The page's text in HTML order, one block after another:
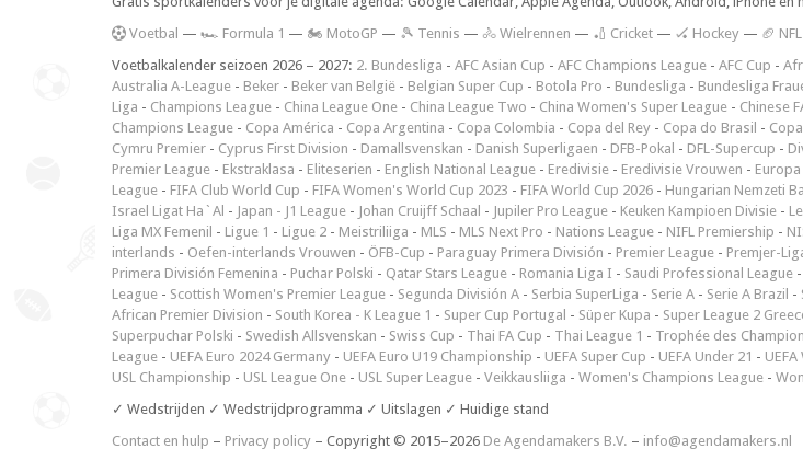
Voetbal — 🏎️ Formula 1 — 🏍 MotoGP — 🎾 Tennis — 🚴 Wielrennen — 🏏 Cricket — 🏑 Hockey — 🏈 NFL
Voetbalkalender seizoen 2026 – 2027: 2. Bundesliga - AFC Asian Cup - AFC Champions League - AFC Cup -
Australia A-League - Beker - Beker van België - Belgian Super Cup - Botola Pro - Bundesliga - Bundesliga
Liga - Champions League - China League One - China League Two - China Women's Super League - Chinese
Champions League - Copa América - Copa Argentina - Copa Colombia - Copa del Rey - Copa do Brasil -
Cymru Premier - Cyprus First Division - Damallsvenskan - Danish Superligaen - DFB-Pokal - DFL-Supercup -
Premier League - Ekstraklasa - Eliteserien - English National League - Eredivisie - Eredivisie Vrouwen -
League - FIFA Club World Cup - FIFA Women's World Cup 2023 - FIFA World Cup 2026 - Hungarian Nemzeti
Israel Ligat Ha`Al - Japan - J1 League - Johan Cruijff Schaal - Jupiler Pro League - Keuken Kampioen Divisie -
Liga MX Femenil - Ligue 1 - Ligue 2 - Meistriliiga - MLS - MLS Next Pro - Nations League - NIFL Premiership -
interlands - Oefen-interlands Vrouwen - ÖFB-Cup - Paraguay Primera División - Premier League - Premjer-
Primera División Femenina - Puchar Polski - Qatar Stars League - Romania Liga I - Saudi Professional League -
League - Scottish Women's Premier League - Segunda División A - Serbia SuperLiga - Serie A - Serie A Brazil -
African Premier Division - South Korea - K League 1 - Super Cup Portugal - Süper Kupa - Super League 2
Superpuchar Polski - Swedish Allsvenskan - Swiss Cup - Thai FA Cup - Thai League 1 - Trophée des
League - UEFA Euro 2024 Germany - UEFA Euro U19 Championship - UEFA Super Cup - UEFA Under 21 -
USL Championship - USL League One - USL Super League - Veikkausliiga - Women's Champions League -
✓ Wedstrijden ✓ Wedstrijdprogramma ✓ Uitslagen ✓ Huidige stand
Contact en hulp – Privacy policy – Copyright © 2015–2026 De Agendamakers B.V. – info@agendamakers.nl